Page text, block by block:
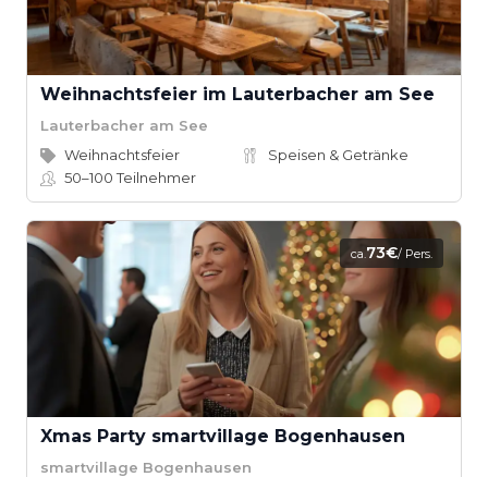
Weihnachtsfeier im Lauterbacher am See
Lauterbacher am See
Weihnachtsfeier
Speisen & Getränke
50–100Teilnehmer
ca.73€/ Pers.
Xmas Party smartvillage Bogenhausen
smartvillage Bogenhausen